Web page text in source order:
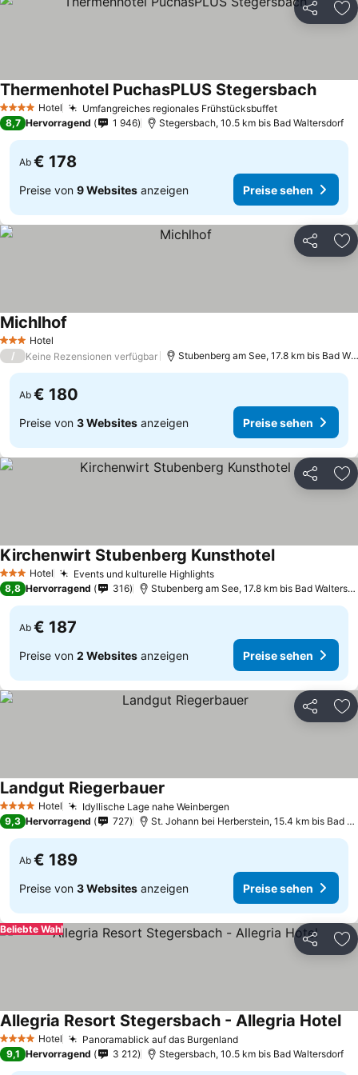
Teilen
4 Sterne Hotel Umfangreiches regionales FrühstücksbuffetPreise sehen
Thermenhotel PuchasPLUS StegersbachPreise
8,7 Hervorragend 1 946 Stegersbach, 10.5 km bis Bad Waltersdorf
Ab € 178
Preise von 9 Websites anzeigen Preise sehen
Teilen
3 SterneHotel
Michlhof
/ Keine Rezensionen verfügbar Stubenberg am See, 17.8 km bis Bad
Ab € 180
Preise von 3 Websites anzeigen Preise sehen
Teilen
3 SterneHotel Events und kulturelle HighlightsPreise sehen
Kirchenwirt Stubenberg KunsthotelPreise sehen
8,8 Hervorragend 316 Stubenberg am See, 17.8 km bis Bad
Ab € 187
Preise von 2 Websites anzeigen Preise sehen
Teilen
4 Sterne Hotel Idyllische Lage nahe Weinbergen
Landgut Riegerbauer
9,3 Hervorragend 727 St. Johann bei Herberstein, 15.4 km bis Bad
Ab € 189
Preise von 3 Websites anzeigen Preise sehen
Teilen
Beliebte Wahl
4 Sterne Hotel Panoramablick auf das BurgenlandPreise sehen
Allegria Resort Stegersbach - Allegria Hotel
9,1 Hervorragend 3 212 Stegersbach, 10.5 km bis Bad Waltersdorf